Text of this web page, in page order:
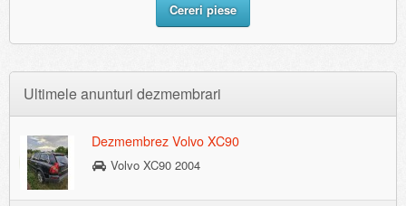
Cereri piese
Ultimele anunturi dezmembrari
Dezmembrez Volvo XC90
Volvo XC90 2004